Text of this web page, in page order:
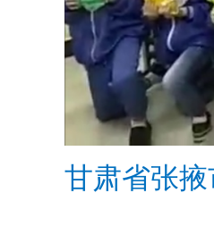
甘肃省张